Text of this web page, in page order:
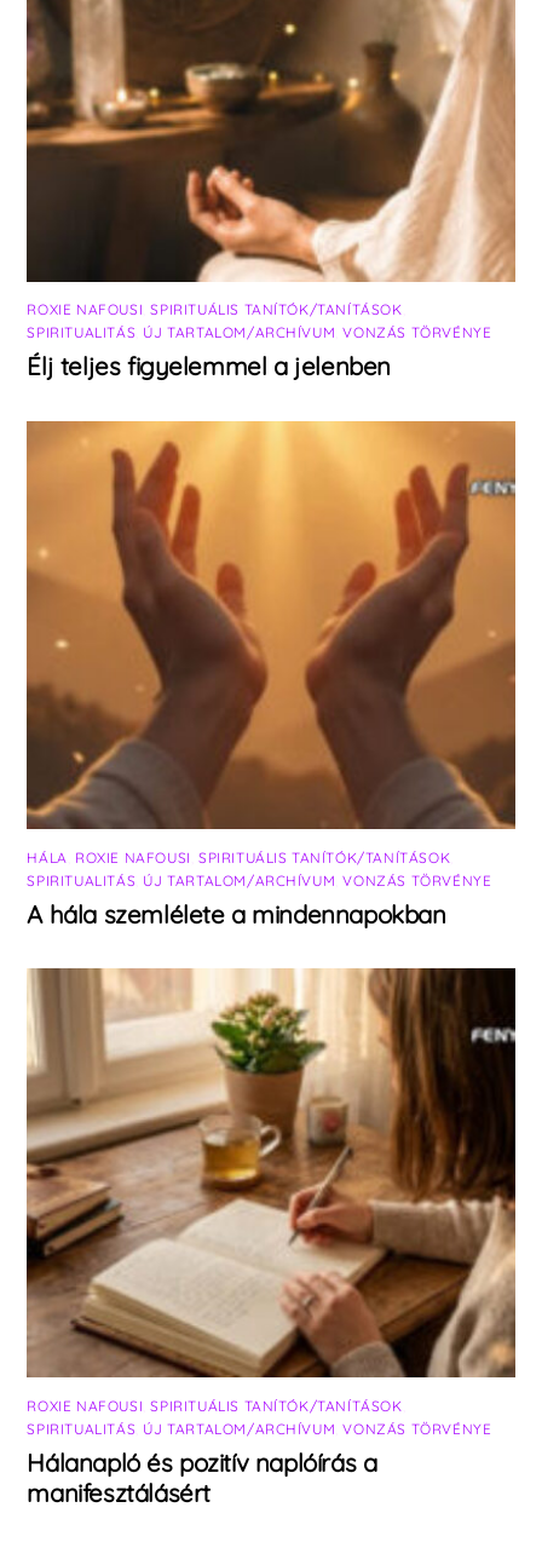
ROXIE NAFOUSI ,SPIRITUÁLIS TANÍTÓK/TANÍTÁSOK
SPIRITUALITÁS ÚJ TARTALOM/ARCHÍVUM ,VONZÁS TÖRVÉNYE
Élj teljes figyelemmel a jelenben
HÁLA ROXIE NAFOUSI SPIRITUÁLIS TANÍTÓK/TANÍTÁSOK
SPIRITUALITÁS ÚJ TARTALOM/ARCHÍVUM ,VONZÁS TÖRVÉNYE
A hála szemlélete a mindennapokban
ROXIE NAFOUSI ,SPIRITUÁLIS TANÍTÓK/TANÍTÁSOK
SPIRITUALITÁS ÚJ TARTALOM/ARCHÍVUM ,VONZÁS TÖRVÉNYE
Hálanapló és pozitív naplóírás a
manifesztálásért